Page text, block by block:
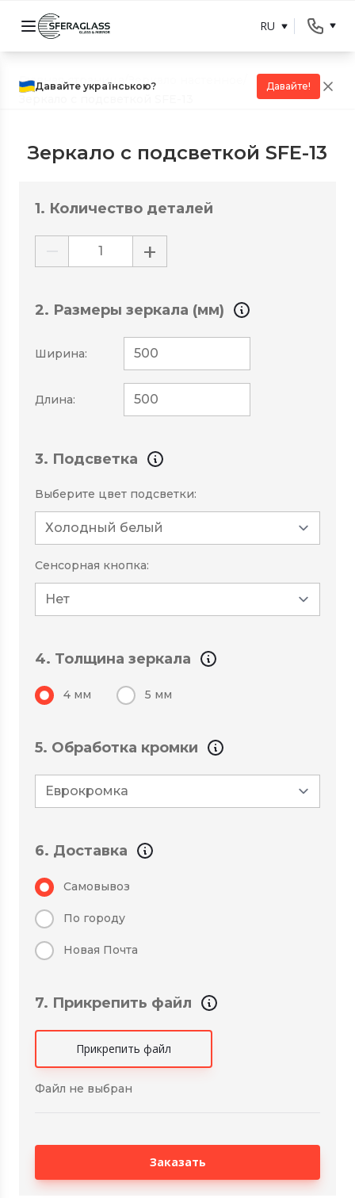
RU
Главная страница Зеркало настенное
Зеркало с подсветкой SFE-13
1. Количество деталей
+
2. Размеры зеркала (мм)
Ширина:
Длина:
3. Подсветка
Выберите цвет подсветки:
Сенсорная кнопка:
4. Толщина зеркала
4 мм 5 мм
5. Обработка кромки
6. Доставка
Самовывоз
По городу
Новая Почта
7. Прикрепить файл
Прикрепить файл
Файл не выбран
Заказать
Давайте українською? Давайте!